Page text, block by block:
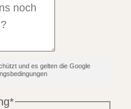
und es gelten die Google
*